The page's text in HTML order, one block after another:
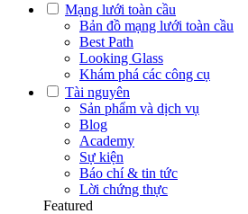
Mạng lưới toàn cầu
Bản đồ mạng lưới toàn cầu
Best Path
Looking Glass
Khám phá các công cụ
Tài nguyên
Sản phẩm và dịch vụ
Blog
Academy
Sự kiện
Báo chí & tin tức
Lời chứng thực
Featured